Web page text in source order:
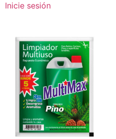
Inicie sesión